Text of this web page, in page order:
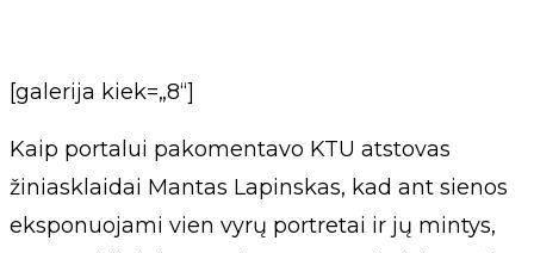
[galerija kiek=„8“]
Kaip portalui pakomentavo KTU atstovas
žiniasklaidai Mantas Lapinskas, kad ant sienos
eksponuojami vien vyrų portretai ir jų mintys,